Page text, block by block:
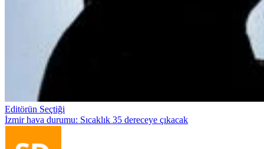
Editörün Seçtiği
İzmir hava durumu: Sıcaklık 35 dereceye çıkacak